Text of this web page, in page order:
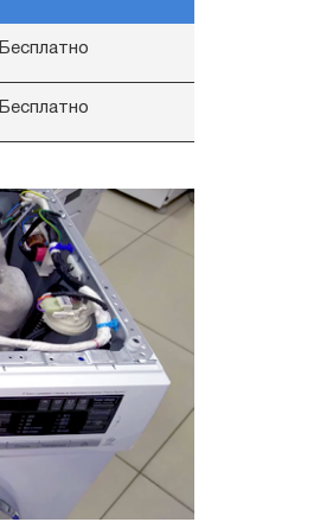
Бесплатно
Бесплатно